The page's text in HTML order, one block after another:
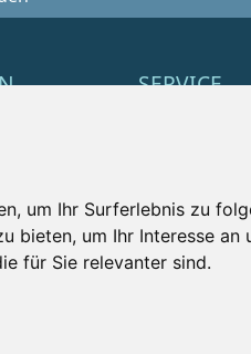
um Ihr Surferlebnis zu
bieten, um Ihr Interesse an
für Sie relevanter sind.
SERVICE
Kontakt